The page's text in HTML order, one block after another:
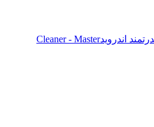
اندرویدCleaner - Master